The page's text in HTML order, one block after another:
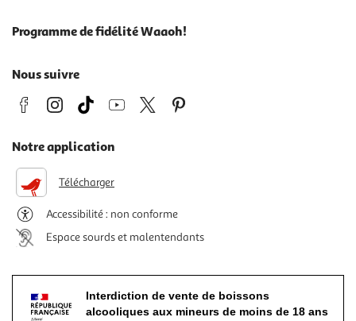
Programme de fidélité Waaoh!
Nous suivre
Notre application
Télécharger
Accessibilité : non conforme
Espace sourds et malentendants
Interdiction de vente de boissons
alcooliques aux mineurs de moins de 18 ans